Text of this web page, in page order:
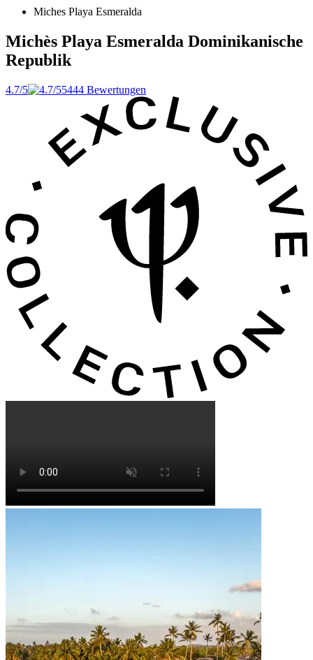
Miches Playa Esmeralda
Michès Playa Esmeralda Dominikanische
Republik
4.7/5 5444 Bewertungen